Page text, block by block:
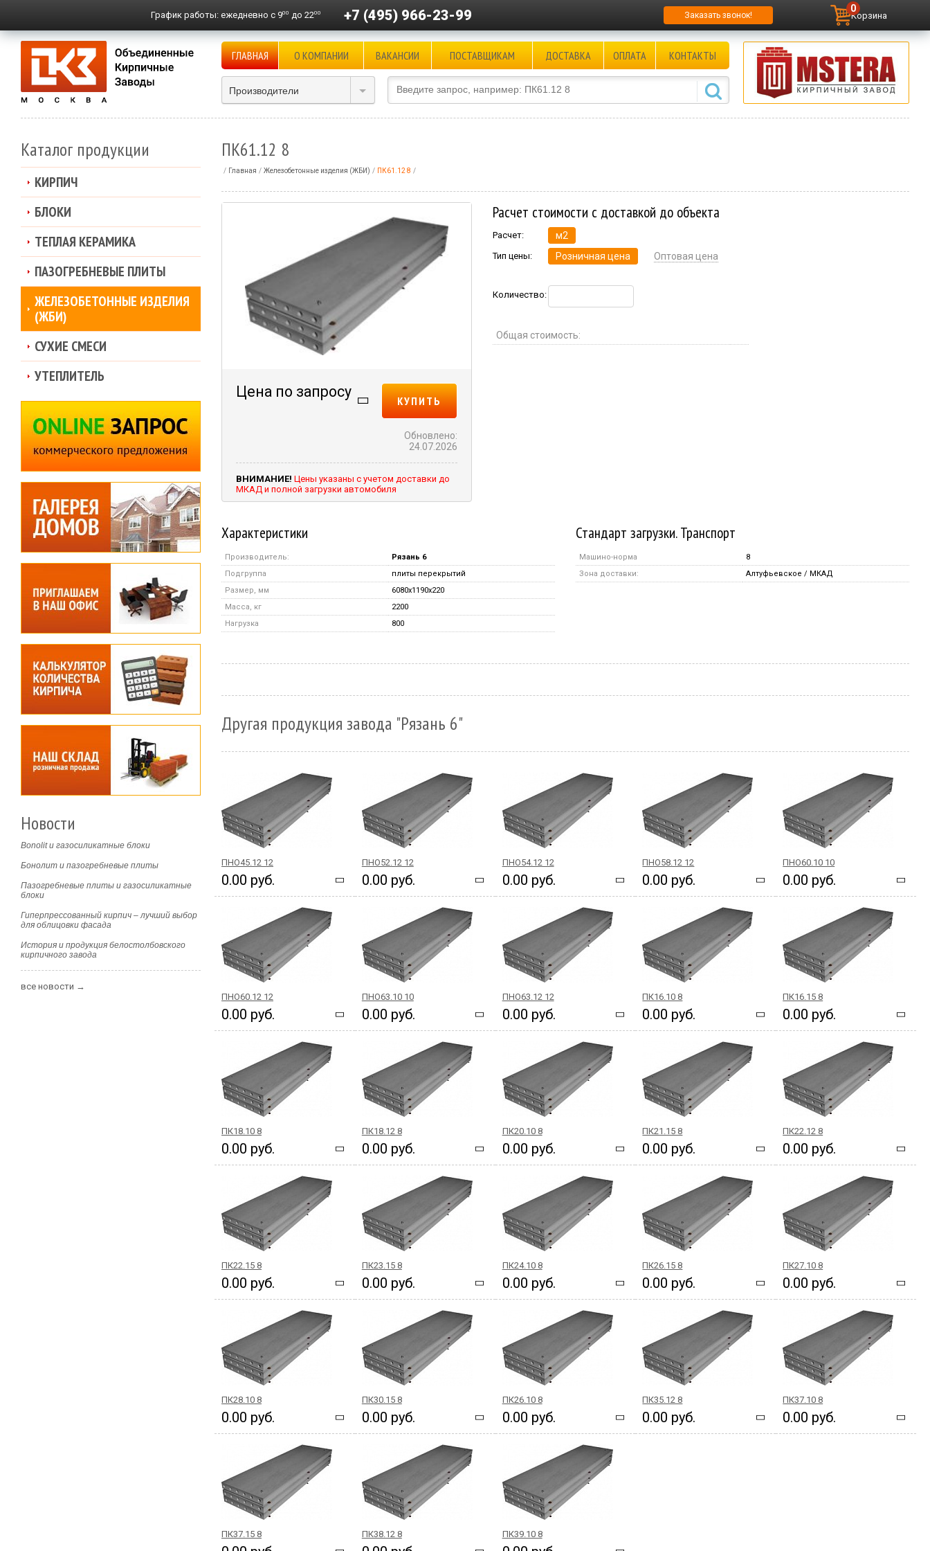
График работы: ежедневно с 900 до 2200 +7 (495) 966-23-99 Заказать звонок! Корзина
0
ГЛАВНАЯ О КОМПАНИИ ВАКАНСИИ ПОСТАВЩИКАМ ДОСТАВКА ОПЛАТА КОНТАКТЫ
Производители
ПК61.12 8
Главная Железобетонные изделия (ЖБИ) ПК61.12 8
Цена по запросу
КУПИТЬ
Обновлено:
24.07.2026
ВНИМАНИЕ! Цены указаны с учетом доставки до
МКАД и полной загрузки автомобиля
Расчет стоимости с доставкой до объекта
Расчет: м2
Тип цены: Розничная цена Оптовая цена
Количество:
Общая стоимость:
Характеристики
Производитель:
Рязань 6
Подгруппа
плиты перекрытий
Размер, мм
6080x1190x220
Масса, кг
2200
Нагрузка
800
Стандарт загрузки. Транспорт
Машино-норма
8
Зона доставки:
Алтуфьевское / МКАД
Другая продукция завода "Рязань 6"
ПНО45.12 12
0.00 руб.
ПНО52.12 12
0.00 руб.
ПНО54.12 12
0.00 руб.
ПНО58.12 12
0.00 руб.
ПНО60.10 10
0.00 руб.
ПНО60.12 12
0.00 руб.
ПНО63.10 10
0.00 руб.
ПНО63.12 12
0.00 руб.
ПК16.10 8
0.00 руб.
ПК16.15 8
0.00 руб.
ПК18.10 8
0.00 руб.
ПК18.12 8
0.00 руб.
ПК20.10 8
0.00 руб.
ПК21.15 8
0.00 руб.
ПК22.12 8
0.00 руб.
ПК22.15 8
0.00 руб.
ПК23.15 8
0.00 руб.
ПК24.10 8
0.00 руб.
ПК26.15 8
0.00 руб.
ПК27.10 8
0.00 руб.
ПК28.10 8
0.00 руб.
ПК30.15 8
0.00 руб.
ПК26.10 8
0.00 руб.
ПК35.12 8
0.00 руб.
ПК37.10 8
0.00 руб.
ПК37.15 8 ПК38.12 8 ПК39.10 8
Каталог продукции
КИРПИЧ
БЛОКИ
ТЕПЛАЯ КЕРАМИКА
ПАЗОГРЕБНЕВЫЕ ПЛИТЫ
ЖЕЛЕЗОБЕТОННЫЕ ИЗДЕЛИЯ
(ЖБИ)
СУХИЕ СМЕСИ
УТЕПЛИТЕЛЬ
Новости
Bonolit и газосиликатные блоки
Бонолит и пазогребневые плиты
Пазогребневые плиты и газосиликатные
блоки
Гиперпрессованный кирпич – лучший выбор
для облицовки фасада
История и продукция белостолбовского
кирпичного завода
все новости →